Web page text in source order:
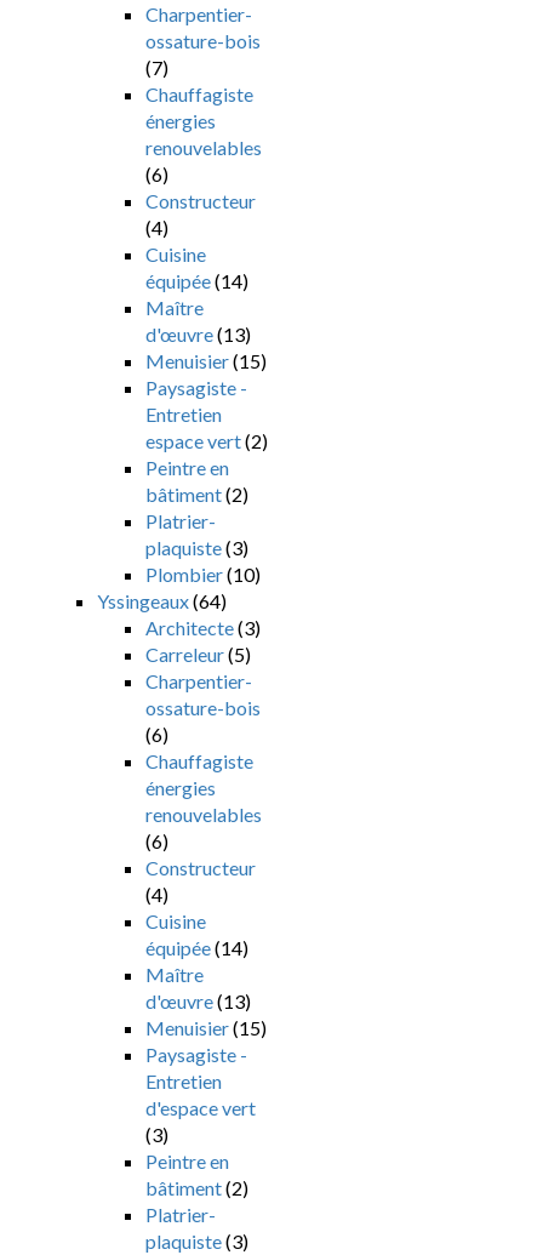
Charpentier-
ossature-bois
(7)
Chauffagiste
énergies
renouvelables
(6)
Constructeur
(4)
Cuisine
équipée(14)
Maître
d'œuvre(13)
Menuisier(15)
Paysagiste -
Entretien
espace vert(2)
Peintre en
bâtiment(2)
Platrier-
plaquiste(3)
Plombier(10)
Yssingeaux(64)
Architecte(3)
Carreleur(5)
Charpentier-
ossature-bois
(6)
Chauffagiste
énergies
renouvelables
(6)
Constructeur
(4)
Cuisine
équipée(14)
Maître
d'œuvre(13)
Menuisier(15)
Paysagiste -
Entretien
d'espace vert
(3)
Peintre en
bâtiment(2)
Platrier-
plaquiste(3)